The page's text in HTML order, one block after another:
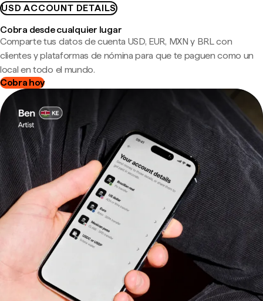
USD ACCOUNT DETAILS
Cobra desde cualquier lugar
Comparte tus datos de cuenta USD, EUR, MXN y BRL con
clientes y plataformas de nómina para que te paguen como un
local en todo el mundo.
Cobra hoy